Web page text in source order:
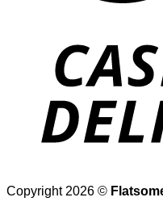
Copyright 2026 ©